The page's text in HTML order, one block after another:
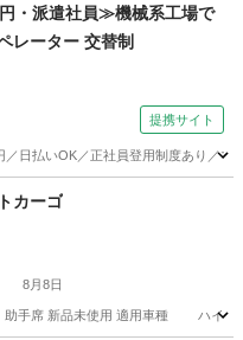
ール
・派遣社員≫機械系工場で
レーター 交替制
提携サイト
／日払いOK／正社員登用制度あり
カーゴ
8月8日
助手席 新品未使用 適用車種 ハイ